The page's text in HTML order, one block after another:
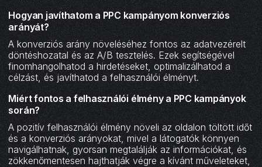
Hogyan javíthatom a PPC kampányom konverziós
arányát?
A konverziós arány növeléséhez fontos az adatvezérelt
döntéshozatal és az A/B tesztelés. Ezek segítségével
finomhangolhatod a hirdetéseket, optimalizálhatod a
célzást, és javíthatod a felhasználói élményt.
Miért fontos a felhasználói élmény a PPC kampányok
során?
A pozitív felhasználói élmény növeli az oldalon töltött időt
és a konverziós arányokat, mivel a látogatók könnyen
navigálhatnak, gyorsan megtalálják az információkat, és
zökkenőmentesen hajthatják végre a kívánt műveleteket,